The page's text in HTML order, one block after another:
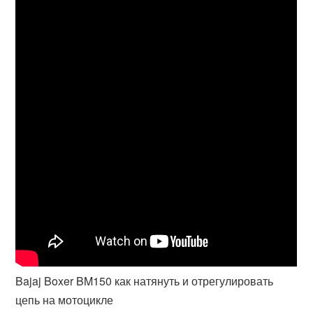
Bajaj Boxer BM150 как натянуть и отрегулировать
цепь на мотоцикле